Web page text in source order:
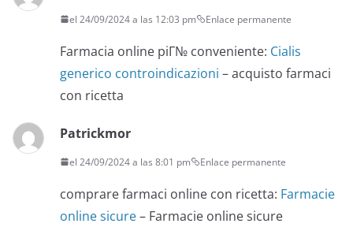
el 24/09/2024 a las 12:03 pm Enlace permanente
Farmacia online piГ№ conveniente: Cialis
generico controindicazioni – acquisto farmaci
con ricetta
Patrickmor
el 24/09/2024 a las 8:01 pm Enlace permanente
comprare farmaci online con ricetta: Farmacie
online sicure– Farmacie online sicure